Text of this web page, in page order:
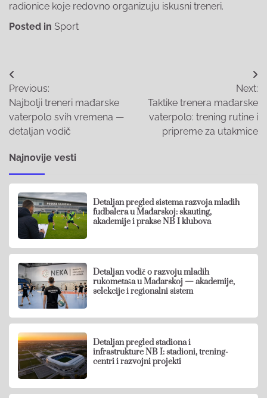
radionice koje redovno organizuju iskusni treneri.
Posted in Sport
Post
navigation
Previous:
Najbolji treneri mađarske
vaterpolo svih vremena —
detaljan vodič
Next:
Taktike trenera mađarske
vaterpolo: trening rutine i
pripreme za utakmice
Najnovije vesti
Detaljan pregled sistema razvoja mladih
fudbalera u Mađarskoj: skauting,
akademije i prakse NB I klubova
Detaljan vodič o razvoju mladih
rukometaša u Mađarskoj — akademije,
selekcije i regionalni sistem
Detaljan pregled stadiona i
infrastrukture NB I: stadioni, trening-
centri i razvojni projekti